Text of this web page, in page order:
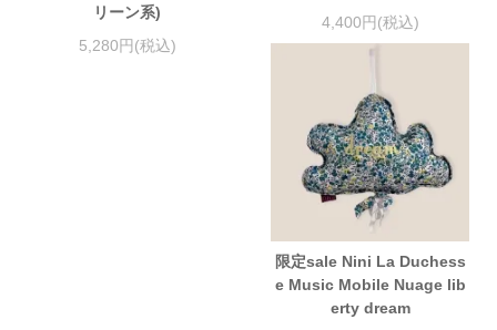
リーン系)
5,280円(税込)
4,400円(税込)
限定sale Nini La Duchess
e Music Mobile Nuage lib
erty dream